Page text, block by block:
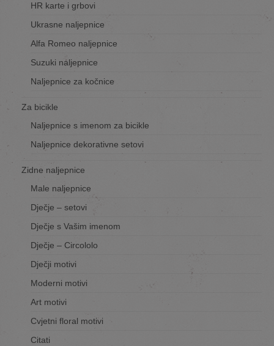
HR karte i grbovi
Ukrasne naljepnice
Alfa Romeo naljepnice
Suzuki naljepnice
Naljepnice za kočnice
Za bicikle
Naljepnice s imenom za bicikle
Naljepnice dekorativne setovi
Zidne naljepnice
Male naljepnice
Dječje – setovi
Dječje s Vašim imenom
Dječje – Circololo
Dječji motivi
Moderni motivi
Art motivi
Cvjetni floral motivi
Citati